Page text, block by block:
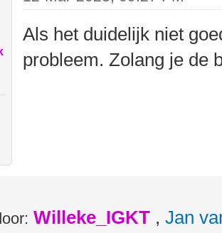
Als het duidelijk niet
probleem. Zolang je de
Willeke_IGKT , Jan